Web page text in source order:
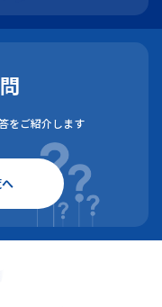
をご紹介します